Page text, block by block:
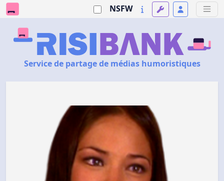
NSFW
Service de partage de médias humoristiques